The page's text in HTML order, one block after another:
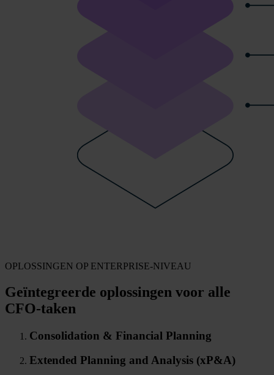
OPLOSSINGEN OP ENTERPRISE-NIVEAU
Geïntegreerde oplossingen voor alle
CFO-taken
Consolidation & Financial Planning
Extended Planning and Analysis (xP&A)